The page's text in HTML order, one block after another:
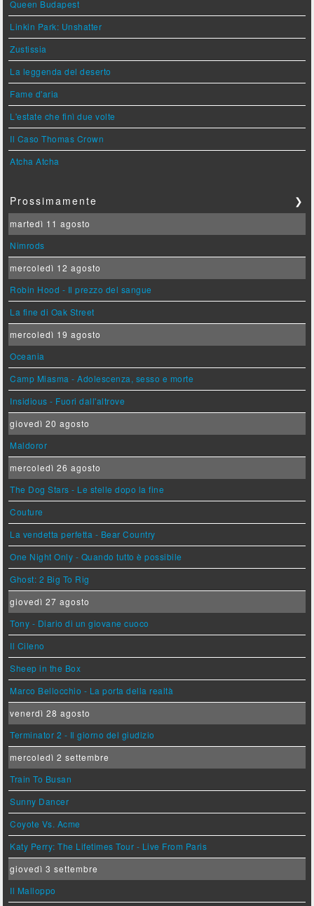
Queen Budapest
Linkin Park: Unshatter
Zustissia
La leggenda del deserto
Fame d'aria
L'estate che finì due volte
Il Caso Thomas Crown
Atcha Atcha
Prossimamente ❯
martedì 11 agosto
Nimrods
mercoledì 12 agosto
Robin Hood - Il prezzo del sangue
La fine di Oak Street
mercoledì 19 agosto
Oceania
Camp Miasma - Adolescenza, sesso e morte
Insidious - Fuori dall'altrove
giovedì 20 agosto
Maldoror
mercoledì 26 agosto
The Dog Stars - Le stelle dopo la fine
Couture
La vendetta perfetta - Bear Country
One Night Only - Quando tutto è possibile
Ghost: 2 Big To Rig
giovedì 27 agosto
Tony - Diario di un giovane cuoco
Il Cileno
Sheep in the Box
Marco Bellocchio - La porta della realtà
venerdì 28 agosto
Terminator 2 - Il giorno del giudizio
mercoledì 2 settembre
Train To Busan
Sunny Dancer
Coyote Vs. Acme
Katy Perry: The Lifetimes Tour - Live From Paris
giovedì 3 settembre
Il Malloppo